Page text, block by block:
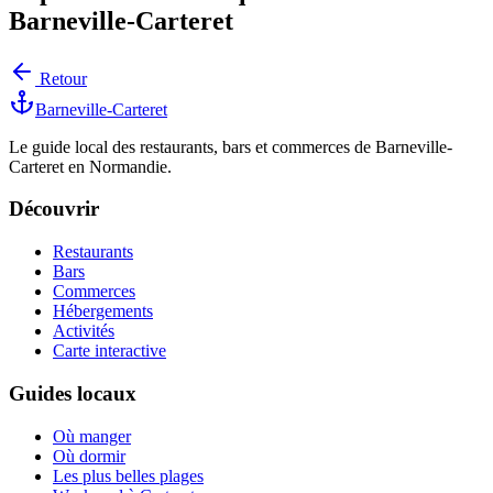
Barneville-Carteret
Retour
Barneville-Carteret
Le guide local des restaurants, bars et commerces de Barneville-
Carteret en Normandie.
Découvrir
Restaurants
Bars
Commerces
Hébergements
Activités
Carte interactive
Guides locaux
Où manger
Où dormir
Les plus belles plages